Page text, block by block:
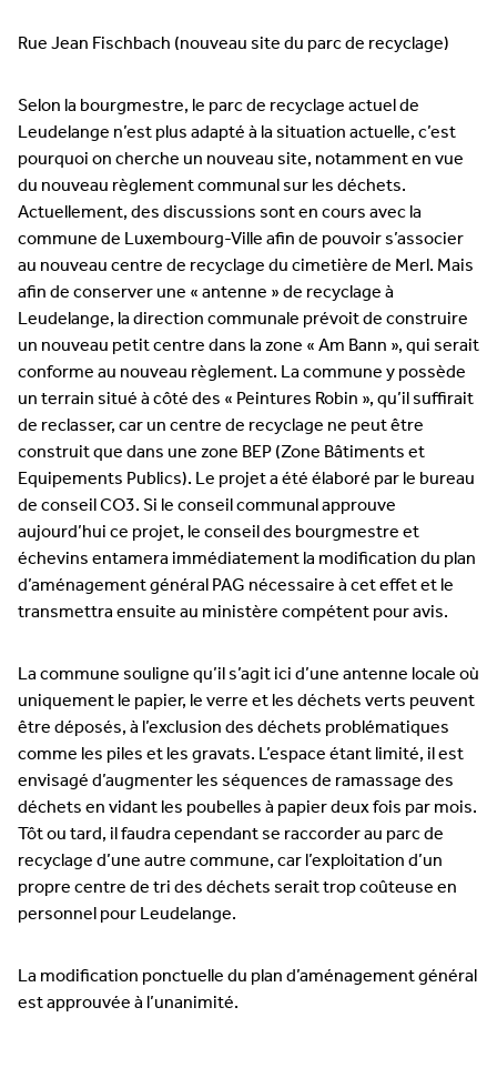
Rue Jean Fischbach (nouveau site du parc de recyclage)
Selon la bourgmestre, le parc de recyclage actuel de
Leudelange n’est plus adapté à la situation actuelle, c’est
pourquoi on cherche un nouveau site, notamment en vue
du nouveau règlement communal sur les déchets.
Actuellement, des discussions sont en cours avec la
commune de Luxembourg-Ville afin de pouvoir s’associer
au nouveau centre de recyclage du cimetière de Merl. Mais
afin de conserver une « antenne » de recyclage à
Leudelange, la direction communale prévoit de construire
un nouveau petit centre dans la zone « Am Bann », qui serait
conforme au nouveau règlement. La commune y possède
un terrain situé à côté des « Peintures Robin », qu’il suffirait
de reclasser, car un centre de recyclage ne peut être
construit que dans une zone BEP (Zone Bâtiments et
Equipements Publics). Le projet a été élaboré par le bureau
de conseil CO3. Si le conseil communal approuve
aujourd’hui ce projet, le conseil des bourgmestre et
échevins entamera immédiatement la modification du plan
d’aménagement général PAG nécessaire à cet effet et le
transmettra ensuite au ministère compétent pour avis.
La commune souligne qu’il s’agit ici d’une antenne locale où
uniquement le papier, le verre et les déchets verts peuvent
être déposés, à l’exclusion des déchets problématiques
comme les piles et les gravats. L’espace étant limité, il est
envisagé d’augmenter les séquences de ramassage des
déchets en vidant les poubelles à papier deux fois par mois.
Tôt ou tard, il faudra cependant se raccorder au parc de
recyclage d’une autre commune, car l’exploitation d’un
propre centre de tri des déchets serait trop coûteuse en
personnel pour Leudelange.
La modification ponctuelle du plan d’aménagement général
est approuvée à l’unanimité.